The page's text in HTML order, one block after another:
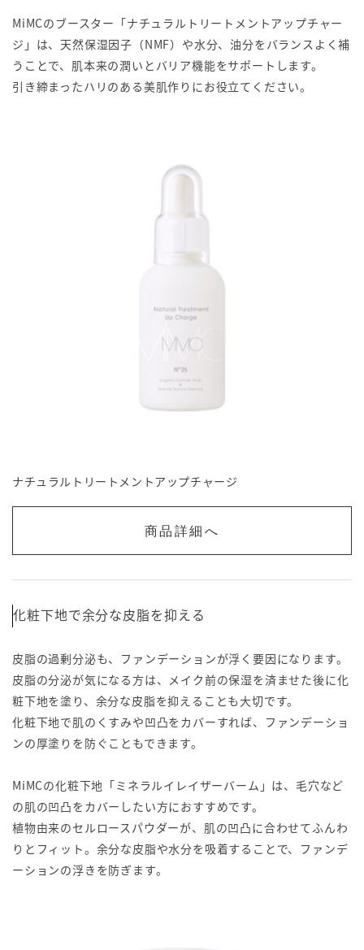
MiMCのブースター「ナチュラルトリートメントアップチャー
ジ」は、天然保湿因子（NMF）や水分、油分をバランスよく補
うことで、肌本来の潤いとバリア機能をサポートします。
引き締まったハリのある美肌作りにお役立てください。
ナチュラルトリートメントアップチャージ
商品詳細へ
化粧下地で余分な皮脂を抑える
皮脂の過剰分泌も、ファンデーションが浮く要因になります。
皮脂の分泌が気になる方は、メイク前の保湿を済ませた後に化
粧下地を塗り、余分な皮脂を抑えることも大切です。
化粧下地で肌のくすみや凹凸をカバーすれば、ファンデーショ
ンの厚塗りを防ぐこともできます。
MiMCの化粧下地「ミネラルイレイザーバーム」は、毛穴など
の肌の凹凸をカバーしたい方におすすめです。
植物由来のセルロースパウダーが、肌の凹凸に合わせてふんわ
りとフィット。余分な皮脂や水分を吸着することで、ファンデ
ーションの浮きを防ぎます。